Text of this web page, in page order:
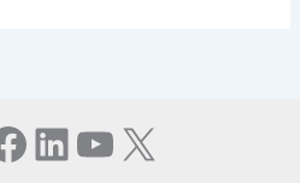
LinkedIn
YouTube
X